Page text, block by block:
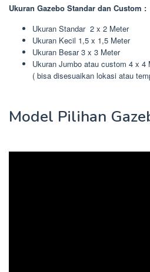
Ukuran Gazebo Standar dan Custom :
Ukuran Standar 2 x 2 Meter
Ukuran Kecil 1,5 x 1,5 Meter
Ukuran Besar 3 x 3 Meter
Ukuran Jumbo atau custom 4 x
( bisa disesuaikan lokasi atau
Model Pilihan